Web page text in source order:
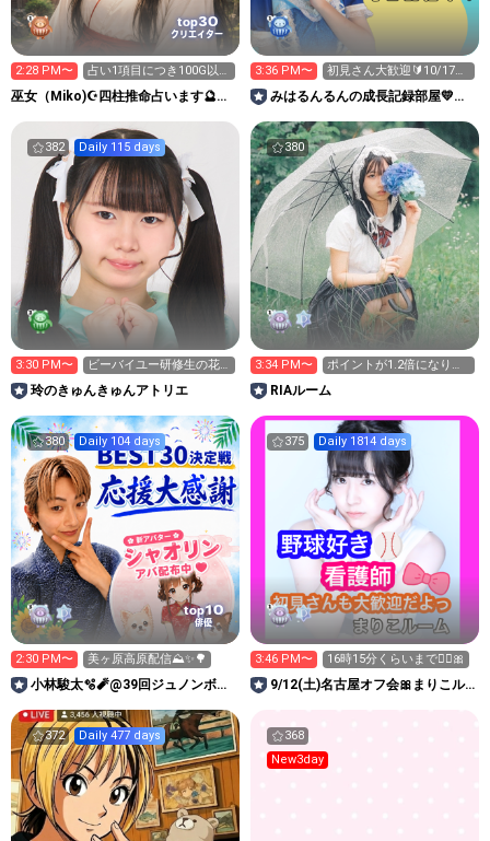
top30
クリエイター
2:28 PM〜
占い1項目につき100G以上
頂いてます🔮
巫女（Miko)☪️四柱推命占います🔮イ
3:36 PM〜
初見さん大歓迎🔰10/17最
大規模ワンマン📍恵比寿
みはるんるんの成長記録部屋💛
382 Daily 115 days
3:30 PM〜
ビーバイユー研修生の花
園玲です！
玲のきゅんきゅんアトリエ
380
3:34 PM〜
ポイントが1.2倍になりま
RIAルーム
380 Daily 104 days
top10
俳優
2:30 PM〜 美ヶ原高原配信⛰️✨️🌳
小林駿太🫧🧨@39回ジュノンボー
375 Daily 1814 days
3:46 PM〜 16時15分くらいまで🙇‍♀️🎀
9/12(土)名古屋オフ会🎀まりこル
372 Daily 477 days
368
New3day